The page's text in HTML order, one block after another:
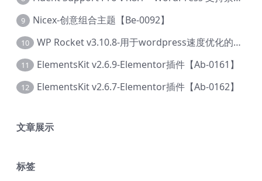
9 Nicex-创意组合主题【Be-0092】
10 WP Rocket v3.10.8-用于wordpress速度优化的缓存加速插件【Cd-0019】
11 ElementsKit v2.6.9-Elementor插件【Ab-0161】
12 ElementsKit v2.6.7-Elementor插件【Ab-0162】
文章展示
标签